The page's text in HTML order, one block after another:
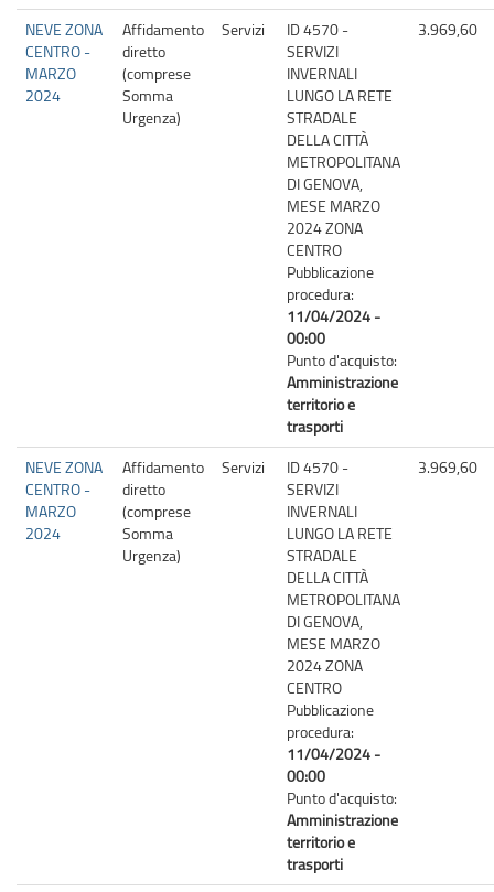
NEVE ZONA
CENTRO -
MARZO
2024
Affidamento
diretto
(comprese
Somma
Urgenza)
Servizi
ID 4570 -
SERVIZI
INVERNALI
LUNGO LA RETE
STRADALE
DELLA CITTÀ
METROPOLITANA
DI GENOVA,
MESE MARZO
2024 ZONA
CENTRO
Pubblicazione
procedura:
11/04/2024 -
00:00
Punto d'acquisto:
Amministrazione
territorio e
trasporti
3.969,60
NEVE ZONA
CENTRO -
MARZO
2024
Affidamento
diretto
(comprese
Somma
Urgenza)
Servizi
ID 4570 -
SERVIZI
INVERNALI
LUNGO LA RETE
STRADALE
DELLA CITTÀ
METROPOLITANA
DI GENOVA,
MESE MARZO
2024 ZONA
CENTRO
Pubblicazione
procedura:
11/04/2024 -
00:00
Punto d'acquisto:
Amministrazione
territorio e
trasporti
3.969,60